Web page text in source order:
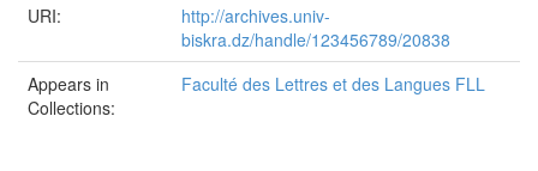
URI:
http://archives.univ-
biskra.dz/handle/123456789/20838
Appears in
Collections:
Faculté des Lettres et des Langues FLL